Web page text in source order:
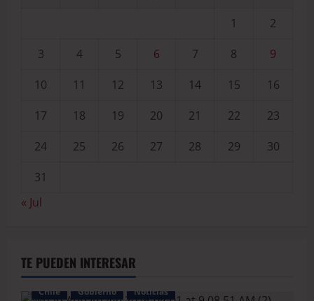
1
2
3
4 5 6 7 8
9
10
11 12 13 14 15
16
17
18 19 20 21 22
23
24
25 26 27 28 29
30
31
« Jul
TE PUEDEN INTERESAR
Chile Gobierno Noticias